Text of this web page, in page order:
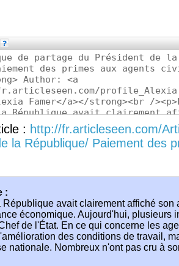
: http://fr.articleseen.com/
la République/ Paiement des
:
République avait clairement affiché
économique. Aujourd'hui, plusieurs
de l'État. En ce qui concerne les
des conditions de travail,
nationale. Nombreux n'ont pas cru à